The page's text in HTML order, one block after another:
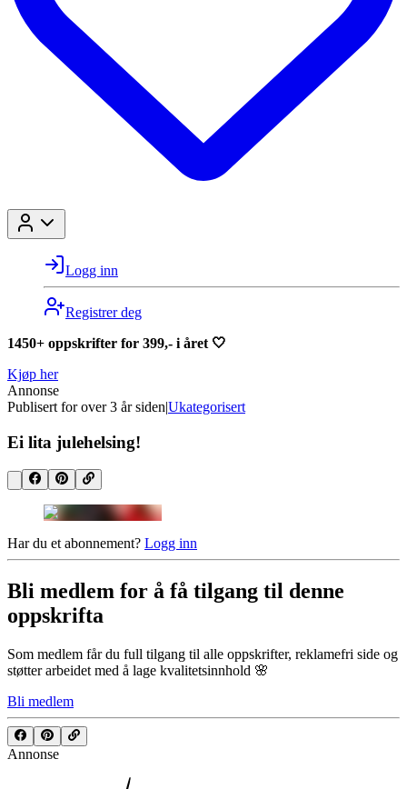
Logg inn
Registrer deg
1450+ oppskrifter for 399,- i året 🤍
Kjøp her
Annonse
Publisert for over 3 år siden|Ukategorisert
Ei lita julehelsing!
Har du et abonnement? Logg inn
Bli medlem for å få tilgang til denne
oppskrifta
Som medlem får du full tilgang til alle oppskrifter, reklamefri side og
støtter arbeidet med å lage kvalitetsinnhold 🌸
Bli medlem
Annonse